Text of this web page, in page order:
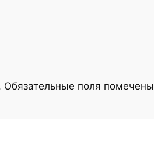
Обязательные поля помечены